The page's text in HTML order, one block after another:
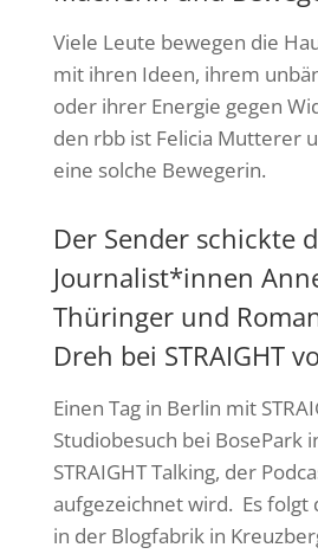
Viele Leute bewegen die
mit ihren Ideen, ihrem
oder ihrer Energie gegen
den rbb ist Felicia Mutterer
eine solche Bewegerin.
Der Sender schickte
Journalist*innen
Thüringer und
Dreh bei STRAIGHT
Einen Tag in Berlin mit
Studiobesuch bei BosePark
STRAIGHT Talking, der
aufgezeichnet wird. Es folgt
in der Blogfabrik in